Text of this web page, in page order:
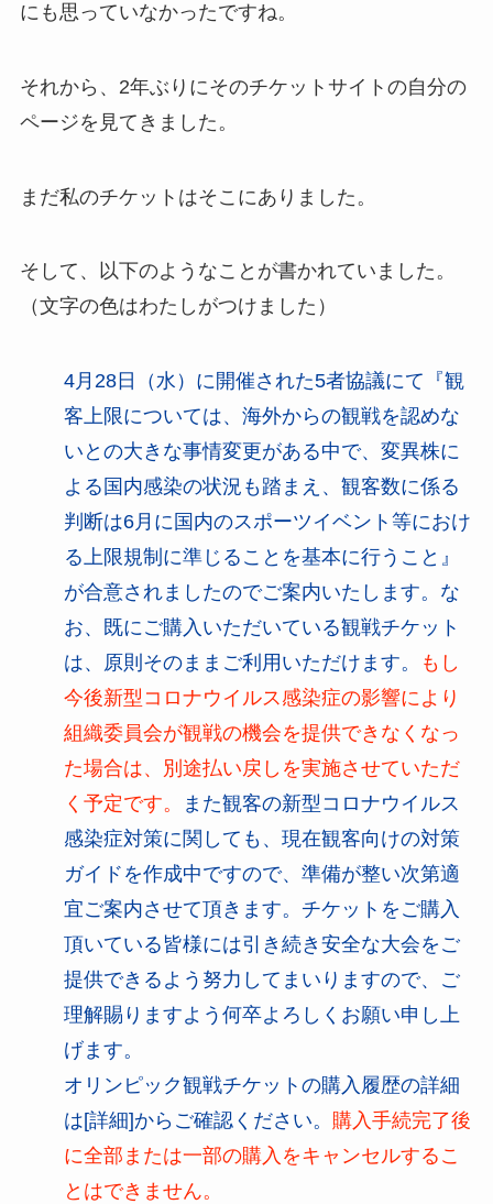
にも思っていなかったですね。
それから、2年ぶりにそのチケットサイトの自分の
ページを見てきました。
まだ私のチケットはそこにありました。
そして、以下のようなことが書かれていました。
（文字の色はわたしがつけました）
4月28日（水）に開催された5者協議にて『観
客上限については、海外からの観戦を認めな
いとの大きな事情変更がある中で、変異株に
よる国内感染の状況も踏まえ、観客数に係る
判断は6月に国内のスポーツイベント等におけ
る上限規制に準じることを基本に行うこと』
が合意されましたのでご案内いたします。な
お、既にご購入いただいている観戦チケット
は、原則そのままご利用いただけます。
もし
今後新型コロナウイルス感染症の影響により
組織委員会が観戦の機会を提供できなくなっ
た場合は、別途払い戻しを実施させていただ
く予定です。
また観客の新型コロナウイルス
感染症対策に関しても、現在観客向けの対策
ガイドを作成中ですので、準備が整い次第適
宜ご案内させて頂きます。チケットをご購入
頂いている皆様には引き続き安全な大会をご
提供できるよう努力してまいりますので、ご
理解賜りますよう何卒よろしくお願い申し上
げます。
オリンピック観戦チケットの購入履歴の詳細
は[詳細]からご確認ください。 購入手続完了後
に全部または一部の購入をキャンセルするこ
とはできません。